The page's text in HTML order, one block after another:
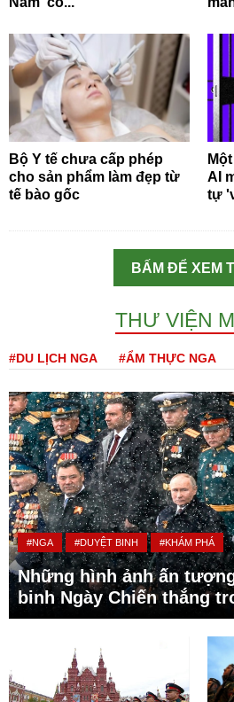
Bộ Y tế chưa cấp phép
cho sản phẩm làm đẹp từ
tế bào gốc
AI
tự
BẤM ĐỂ XEM
THƯ VIỆN
#DU LỊCH NGA #ẨM THỰC NGA
#NGA #DUYỆT BINH #KHÁM PHÁ
Những hình ảnh ấn
binh Ngày Chiến thắng